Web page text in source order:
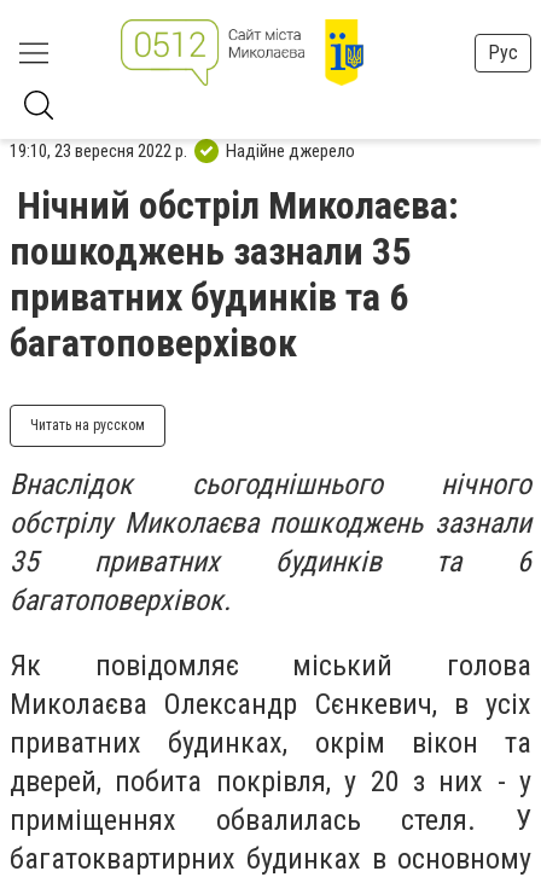
Рус
19:10, 23 вересня 2022 р. Надійне джерело
Нічний обстріл Миколаєва:
пошкоджень зазнали 35
приватних будинків та 6
багатоповерхівок
Читать на русском
Внаслідок сьогоднішнього нічного
обстрілу Миколаєва пошкоджень зазнали
35 приватних будинків та 6
багатоповерхівок.
Як повідомляє міський голова
Миколаєва Олександр Сєнкевич, в усіх
приватних будинках, окрім вікон та
дверей, побита покрівля, у 20 з них - у
приміщеннях обвалилась стеля. У
багатоквартирних будинках в основному